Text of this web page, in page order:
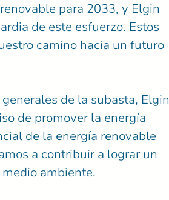
para 2033, y Elgin
de este esfuerzo. Estos
camino hacia un futuro
de la subasta, Elgin
de promover la energía
de la energía renovable
a contribuir a lograr un
ambiente.